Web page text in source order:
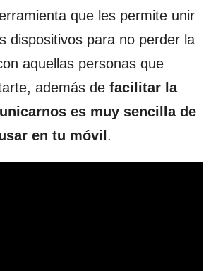
que les permite unir
dispositivos para no perder la
aquellas personas que
además de facilitar la
es muy sencilla de
en tu móvil .